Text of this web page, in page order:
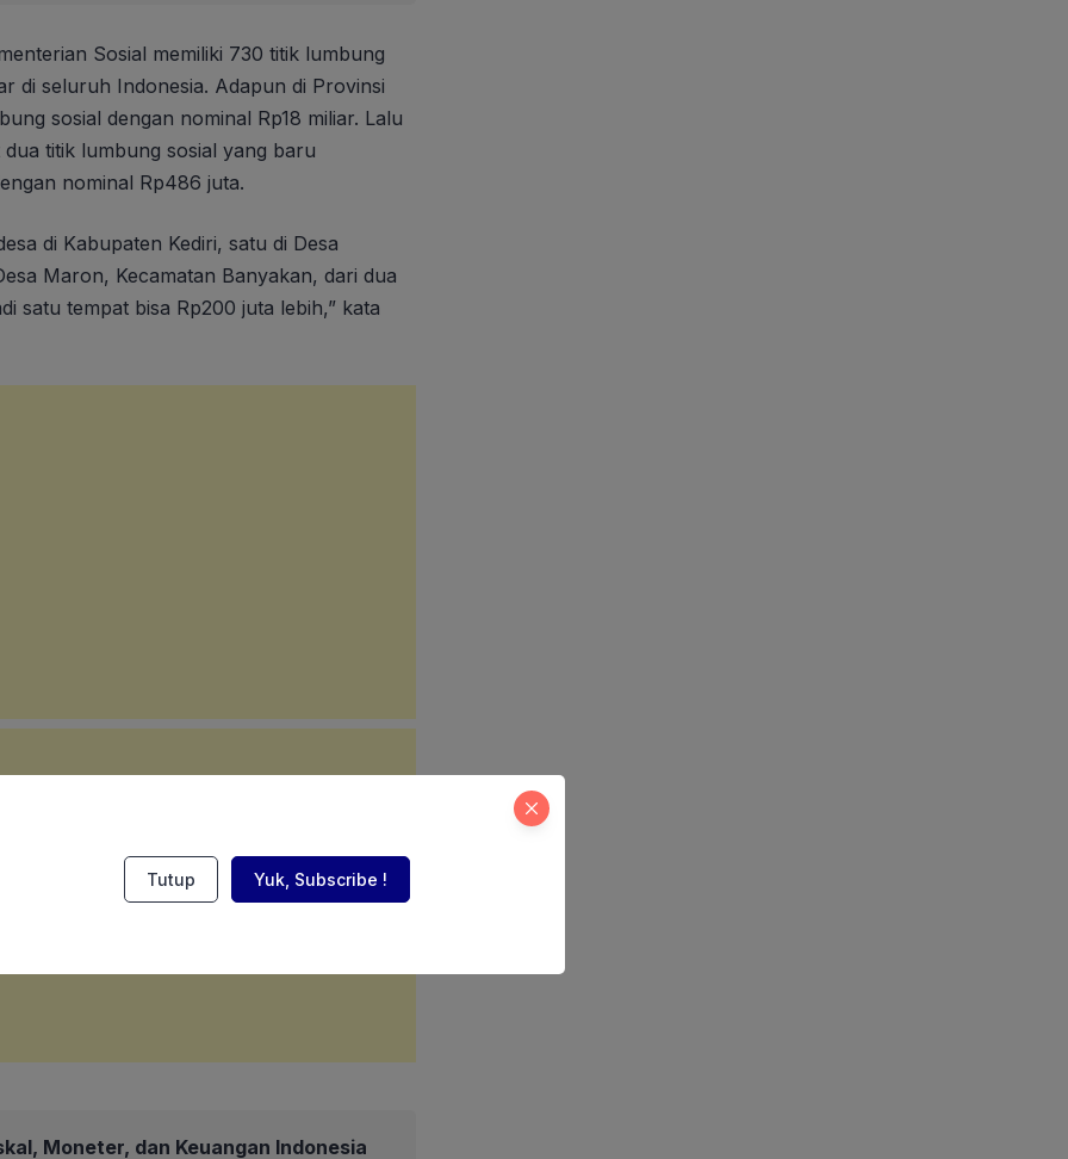
Sosial memiliki 730 titik lumbung
di seluruh Indonesia. Adapun di Provinsi
sosial dengan nominal Rp18 miliar. Lalu
titik lumbung sosial yang baru
nominal Rp486 juta.
di Kabupaten Kediri, satu di Desa
Maron, Kecamatan Banyakan, dari dua
satu tempat bisa Rp200 juta lebih,” kata
Moneter, dan Keuangan Indonesia
Tutup Yuk, Subscribe !